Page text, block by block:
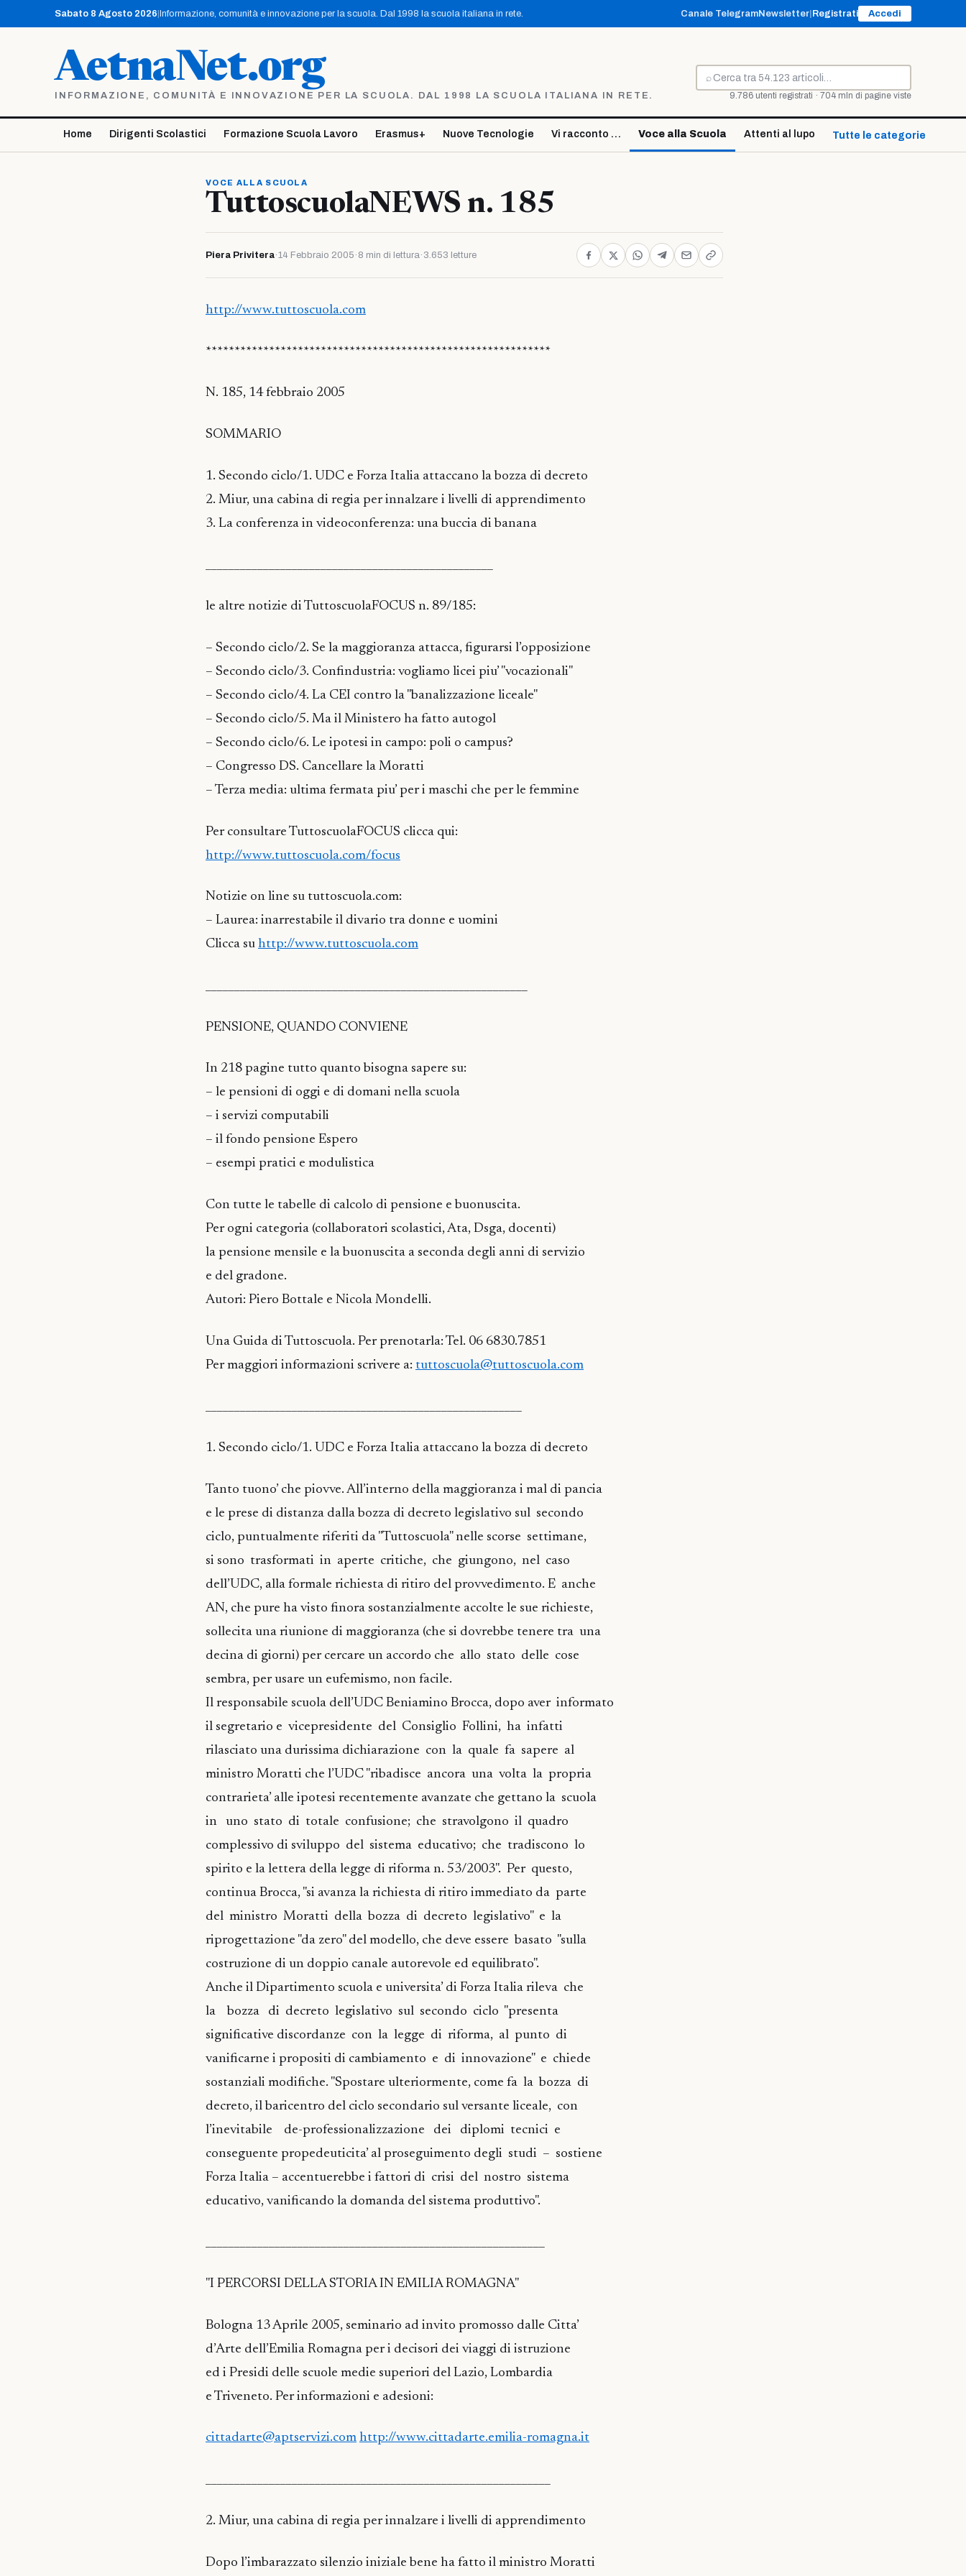
contenuto
Sabato 8 Agosto 2026 Informazione, comunità e innovazione per la scuola. Dal 1998 la scuola italiana in rete. Canale TelegramNewsletter Registrati Accedi
AetnaNet.org
INFORMAZIONE, COMUNITÀ E INNOVAZIONE PER LA SCUOLA. DAL 1998 LA SCUOLA ITALIANA IN RETE.
⌕
Cerca
9.786 utenti registrati · 704 mln di pagine viste
Home Dirigenti Scolastici Formazione Scuola Lavoro Erasmus+ Nuove Tecnologie Vi racconto … Voce alla Scuola Attenti al lupo Tutte le categorie ↓
VOCE ALLA SCUOLA
TuttoscuolaNEWS n. 185
Piera Privitera·14 Febbraio 2005 · 8 min di lettura· 3.653 letture
http://www.tuttoscuola.com
************************************************************
N. 185, 14 febbraio 2005
SOMMARIO
1. Secondo ciclo/1. UDC e Forza Italia attaccano la bozza di decreto
2. Miur, una cabina di regia per innalzare i livelli di apprendimento
3. La conferenza in videoconferenza: una buccia di banana
le altre notizie di TuttoscuolaFOCUS n. 89/185:
– Secondo ciclo/2. Se la maggioranza attacca, figurarsi l’opposizione
– Secondo ciclo/3. Confindustria: vogliamo licei piu’ "vocazionali"
– Secondo ciclo/4. La CEI contro la "banalizzazione liceale"
– Secondo ciclo/5. Ma il Ministero ha fatto autogol
– Secondo ciclo/6. Le ipotesi in campo: poli o campus?
– Congresso DS. Cancellare la Moratti
– Terza media: ultima fermata piu’ per i maschi che per le femmine
Per consultare TuttoscuolaFOCUS clicca qui:
http://www.tuttoscuola.com/focus
Notizie on line su tuttoscuola.com:
– Laurea: inarrestabile il divario tra donne e uomini
Clicca su http://www.tuttoscuola.com
PENSIONE, QUANDO CONVIENE
In 218 pagine tutto quanto bisogna sapere su:
– le pensioni di oggi e di domani nella scuola
– i servizi computabili
– il fondo pensione Espero
– esempi pratici e modulistica
Con tutte le tabelle di calcolo di pensione e buonuscita.
Per ogni categoria (collaboratori scolastici, Ata, Dsga, docenti)
la pensione mensile e la buonuscita a seconda degli anni di servizio
e del gradone.
Autori: Piero Bottale e Nicola Mondelli.
Una Guida di Tuttoscuola. Per prenotarla: Tel. 06 6830.7851
Per maggiori informazioni scrivere a: tuttoscuola@tuttoscuola.com
1. Secondo ciclo/1. UDC e Forza Italia attaccano la bozza di decreto
Tanto tuono’ che piovve. All’interno della maggioranza i mal di pancia
e le prese di distanza dalla bozza di decreto legislativo sul secondo
ciclo, puntualmente riferiti da "Tuttoscuola" nelle scorse settimane,
si sono trasformati in aperte critiche, che giungono, nel caso
dell’UDC, alla formale richiesta di ritiro del provvedimento. E anche
AN, che pure ha visto finora sostanzialmente accolte le sue richieste,
sollecita una riunione di maggioranza (che si dovrebbe tenere tra una
decina di giorni) per cercare un accordo che allo stato delle cose
sembra, per usare un eufemismo, non facile.
Il responsabile scuola dell’UDC Beniamino Brocca, dopo aver informato
il segretario e vicepresidente del Consiglio Follini, ha infatti
rilasciato una durissima dichiarazione con la quale fa sapere al
ministro Moratti che l’UDC "ribadisce ancora una volta la propria
contrarieta’ alle ipotesi recentemente avanzate che gettano la scuola
in uno stato di totale confusione; che stravolgono il quadro
complessivo di sviluppo del sistema educativo; che tradiscono lo
spirito e la lettera della legge di riforma n. 53/2003". Per questo,
continua Brocca, "si avanza la richiesta di ritiro immediato da parte
del ministro Moratti della bozza di decreto legislativo" e la
riprogettazione "da zero" del modello, che deve essere basato "sulla
costruzione di un doppio canale autorevole ed equilibrato".
Anche il Dipartimento scuola e universita’ di Forza Italia rileva che
la bozza di decreto legislativo sul secondo ciclo "presenta
significative discordanze con la legge di riforma, al punto di
vanificarne i propositi di cambiamento e di innovazione" e chiede
sostanziali modifiche. "Spostare ulteriormente, come fa la bozza di
decreto, il baricentro del ciclo secondario sul versante liceale, con
l’inevitabile de-professionalizzazione dei diplomi tecnici e
conseguente propedeuticita’ al proseguimento degli studi – sostiene
Forza Italia – accentuerebbe i fattori di crisi del nostro sistema
educativo, vanificando la domanda del sistema produttivo".
"I PERCORSI DELLA STORIA IN EMILIA ROMAGNA"
Bologna 13 Aprile 2005, seminario ad invito promosso dalle Citta’
d’Arte dell’Emilia Romagna per i decisori dei viaggi di istruzione
ed i Presidi delle scuole medie superiori del Lazio, Lombardia
e Triveneto. Per informazioni e adesioni:
cittadarte@aptservizi.com http://www.cittadarte.emilia-romagna.it
2. Miur, una cabina di regia per innalzare i livelli di apprendimento
Dopo l’imbarazzato silenzio iniziale bene ha fatto il ministro Moratti